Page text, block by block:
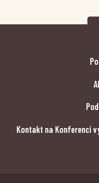
Kontakt na Konferenci